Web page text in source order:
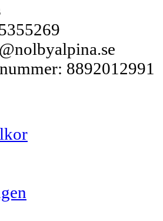
8892012991